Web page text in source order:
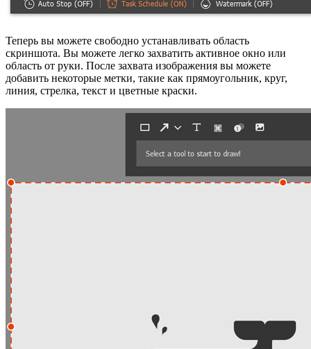
Теперь вы можете свободно устанавливать область
скриншота. Вы можете легко захватить активное окно или
область от руки. После захвата изображения вы можете
добавить некоторые метки, такие как прямоугольник, круг,
линия, стрелка, текст и цветные краски.